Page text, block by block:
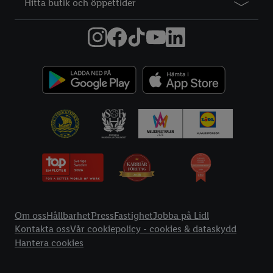
Hitta butik och öppettider
Om ossHållbarhetPressFastighetJobba på Lidl
Kontakta ossVår cookiepolicy - cookies & dataskydd
Hantera cookies